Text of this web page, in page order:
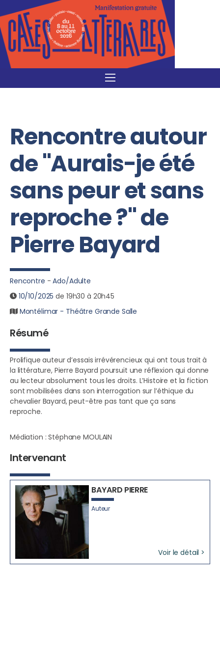
Rencontre autour
de "Aurais-je été
sans peur et sans
reproche ?" de
Pierre Bayard
Rencontre -Ado/Adulte
10/10/2025 de 19h30 à 20h45
Montélimar - Théâtre Grande Salle
Résumé
Prolifique auteur d’essais irrévérencieux qui ont tous trait à
la littérature, Pierre Bayard poursuit une réflexion qui donne
au lecteur absolument tous les droits. L’Histoire et la fiction
sont mobilisées dans son interrogation sur l’éthique du
chevalier Bayard, peut-être pas tant que ça sans
reproche.
Médiation : Stéphane MOULAIN
Intervenant
BAYARD PIERRE
Auteur
Voir le détail >